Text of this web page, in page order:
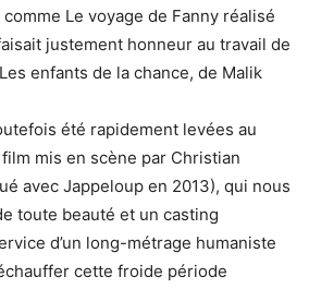
Le voyage de Fanny réalisé
justement honneur au travail de
enfants de la chance, de Malik
été rapidement levées au
mis en scène par Christian
avec Jappeloup en 2013), qui nous
toute beauté et un casting
d’un long-métrage humaniste
cette froide période